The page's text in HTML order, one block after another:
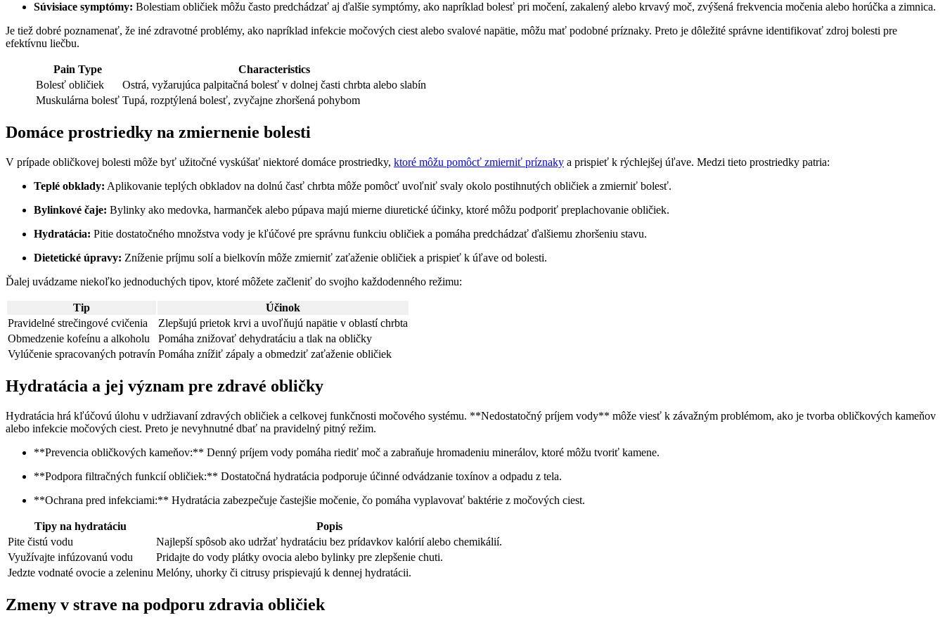
Súvisiace symptómy: Bolestiam obličiek môžu často predchádzať aj ďalšie symptómy, ako napríklad bolesť pri močení, zakalený alebo krvavý moč, zvýšená frekvencia močenia alebo horúčka a zimnica.
Je tiež dobré poznamenať, že iné zdravotné problémy, ako napríklad infekcie močových ciest alebo svalové napätie, môžu mať podobné príznaky. Preto je dôležité správne identifikovať zdroj bolesti pre
efektívnu liečbu.
Pain Type
Characteristics
Bolesť obličiek
Ostrá, vyžarujúca palpitačná bolesť v dolnej časti chrbta alebo slabín
Muskulárna bolesť Tupá, rozptýlená bolesť, zvyčajne zhoršená pohybom
Domáce prostriedky na zmiernenie bolesti
V prípade obličkovej bolesti môže byť užitočné vyskúšať niektoré domáce prostriedky, ktoré môžu pomôcť zmierniť príznaky a prispieť k rýchlejšej úľave. Medzi tieto prostriedky patria:
Teplé obklady: Aplikovanie teplých obkladov na dolnú časť chrbta môže pomôcť uvoľniť svaly okolo postihnutých obličiek a zmierniť bolesť.
Bylinkové čaje: Bylinky ako medovka, harmanček alebo púpava majú mierne diuretické účinky, ktoré môžu podporiť preplachovanie obličiek.
Hydratácia: Pitie dostatočného množstva vody je kľúčové pre správnu funkciu obličiek a pomáha predchádzať ďalšiemu zhoršeniu stavu.
Dietetické úpravy: Zníženie príjmu solí a bielkovín môže zmierniť zaťaženie obličiek a prispieť k úľave od bolesti.
Ďalej uvádzame niekoľko jednoduchých tipov, ktoré môžete začleniť do svojho každodenného režimu:
Tip
Účinok
Pravidelné strečingové cvičenia
Zlepšujú prietok krvi a uvoľňujú napätie v oblastí chrbta
Obmedzenie kofeínu a alkoholu
Pomáha znižovať dehydratáciu a tlak na obličky
Vylúčenie spracovaných potravín Pomáha znížiť zápaly a obmedziť zaťaženie obličiek
Hydratácia a jej význam pre zdravé obličky
Hydratácia hrá kľúčovú úlohu v udržiavaní zdravých obličiek a celkovej funkčnosti močového systému. **Nedostatočný príjem vody** môže viesť k závažným problémom, ako je tvorba obličkových kameňov
alebo infekcie močových ciest. Preto je nevyhnutné dbať na pravidelný pitný režim.
**Prevencia obličkových kameňov:** Denný príjem vody pomáha riediť moč a zabraňuje hromadeniu minerálov, ktoré môžu tvoriť kamene.
**Podpora filtračných funkcií obličiek:** Dostatočná hydratácia podporuje účinné odvádzanie toxínov a odpadu z tela.
**Ochrana pred infekciami:** Hydratácia zabezpečuje častejšie močenie, čo pomáha vyplavovať baktérie z močových ciest.
Tipy na hydratáciu
Popis
Pite čistú vodu
Najlepší spôsob ako udržať hydratáciu bez prídavkov kalórií alebo chemikálií.
Využívajte infúzovanú vodu
Pridajte do vody plátky ovocia alebo bylinky pre zlepšenie chuti.
Jedzte vodnaté ovocie a zeleninu Melóny, uhorky či citrusy prispievajú k dennej hydratácii.
Zmeny v strave na podporu zdravia obličiek